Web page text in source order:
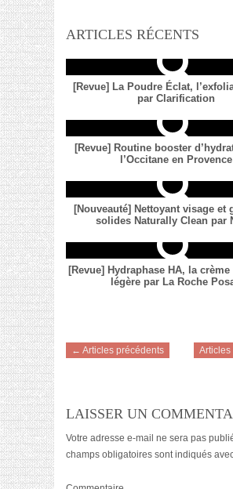
ARTICLES RÉCENTS
[Revue] La Poudre Éclat,
par Clarification
[Revue] Routine booster
l’Occitane en Provence
[Nouveauté] Nettoyant visage et
solides Naturally Clean par
[Revue] Hydraphase HA, la
légère par La Roche
← Articles précédents
LAISSER UN
Votre adresse e-mail ne sera pas
champs obligatoires sont indiqués